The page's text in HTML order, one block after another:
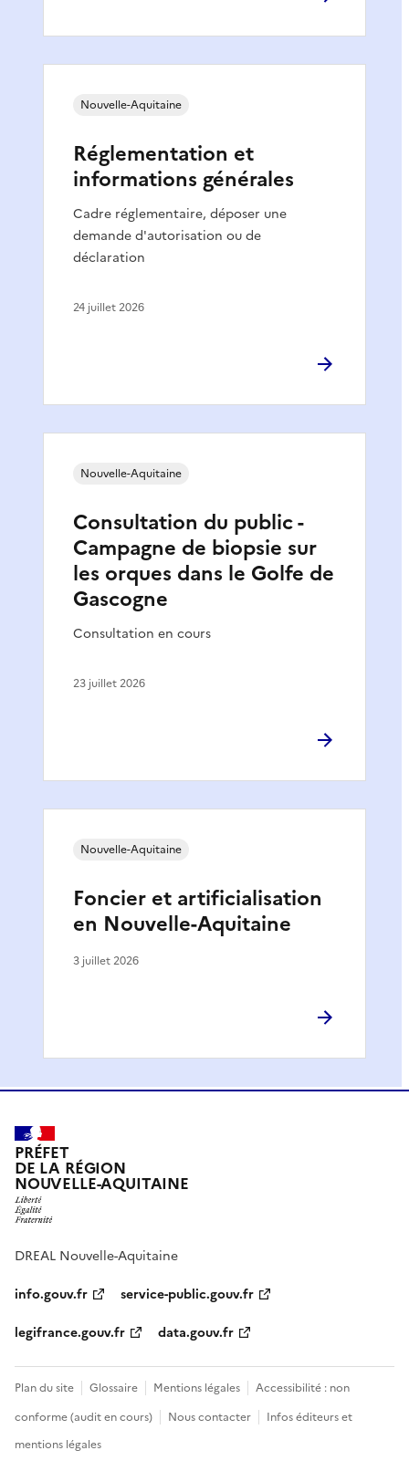
Réglementation et
informations générales
Cadre réglementaire, déposer une
demande d'autorisation ou de
déclaration
Nouvelle-Aquitaine
24 juillet 2026
Consultation du public -
Campagne de biopsie sur
les orques dans le Golfe de
Gascogne
Consultation en cours
Nouvelle-Aquitaine
23 juillet 2026
Foncier et artificialisation
en Nouvelle-Aquitaine
Nouvelle-Aquitaine
3 juillet 2026
PRÉFET
DE LA RÉGION
NOUVELLE-AQUITAINE
DREAL Nouvelle-Aquitaine
info.gouv.fr
service-public.gouv.fr
legifrance.gouv.fr
data.gouv.fr
Plan du site Glossaire Mentions légales
Accessibilité : non
conforme (audit en cours)
Nous contacter
Infos éditeurs et
mentions légales